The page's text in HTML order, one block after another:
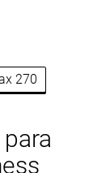
270